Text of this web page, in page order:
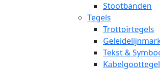
Stootbanden
Tegels
Trottoirtegels
Tekst &